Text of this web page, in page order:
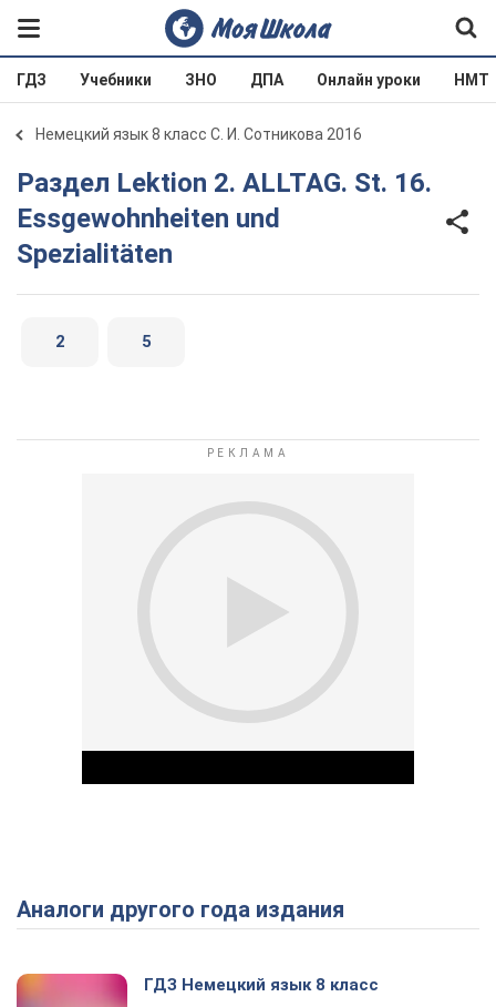
ГДЗ Учебники ЗНО ДПА Онлайн уроки НМТ
Немецкий язык 8 класс С. И. Сотникова 2016
Раздел Lektion 2. ALLTAG. St. 16.
Essgewohnheiten und
Spezialitäten
2 5
Play Video
Аналоги другого года издания
ГДЗ Немецкий язык 8 класс